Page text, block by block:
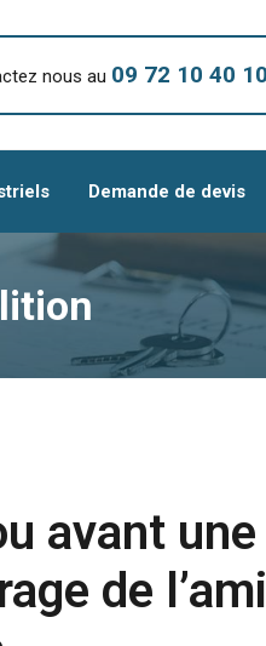
nous au 09 72 10 40 10
Demande de devis
avant une
de